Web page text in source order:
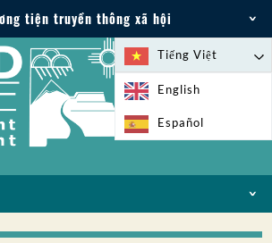
tiện truyền thông xã hội
2855
về môi trường: 505-827-
Tiếng Việt
English
Español